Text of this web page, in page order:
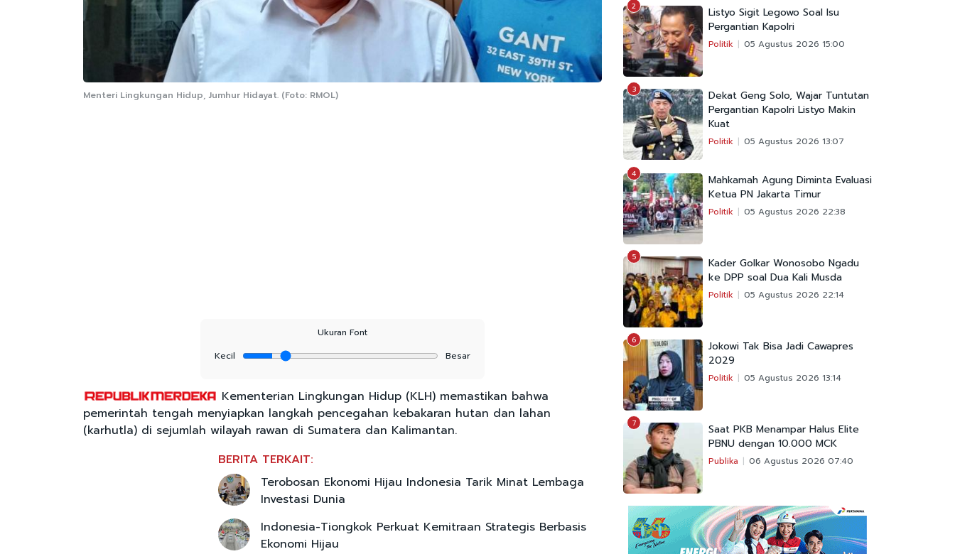
Menteri Lingkungan Hidup, Jumhur Hidayat. (Foto: RMOL)
Ukuran Font
Kecil
Besar
Kementerian Lingkungan Hidup (KLH) memastikan bahwa
pemerintah tengah menyiapkan langkah pencegahan kebakaran hutan dan lahan
(karhutla) di sejumlah wilayah rawan di Sumatera dan Kalimantan.
BERITA TERKAIT:
Terobosan Ekonomi Hijau Indonesia Tarik Minat Lembaga
Investasi Dunia
Indonesia-Tiongkok Perkuat Kemitraan Strategis Berbasis
Ekonomi Hijau
2
Listyo Sigit Legowo Soal Isu
Pergantian Kapolri
Politik 05 Agustus 2026 15:00
3
Dekat Geng Solo, Wajar Tuntutan
Pergantian Kapolri Listyo Makin
Kuat
Politik 05 Agustus 2026 13:07
4
Mahkamah Agung Diminta Evaluasi
Ketua PN Jakarta Timur
Politik 05 Agustus 2026 22:38
5
Kader Golkar Wonosobo Ngadu
ke DPP soal Dua Kali Musda
Politik 05 Agustus 2026 22:14
6
Jokowi Tak Bisa Jadi Cawapres
2029
Politik 05 Agustus 2026 13:14
7
Saat PKB Menampar Halus Elite
PBNU dengan 10.000 MCK
Publika 06 Agustus 2026 07:40